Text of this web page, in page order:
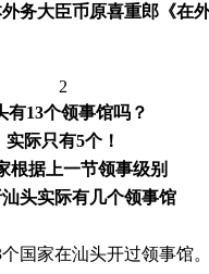
务大臣币原喜重郎《
2
有13个领事馆吗？
实际只有5个！
根据上一节领事级别
头实际有几个领事馆
国家在汕头开过领事馆